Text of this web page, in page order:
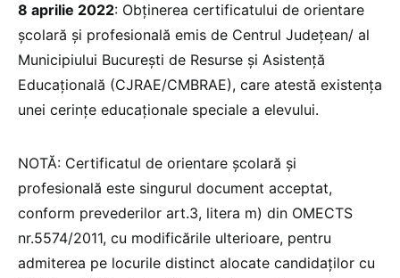
8 aprilie 2022: Obținerea certificatului de orientare
școlară și profesională emis de Centrul Județean/ al
Municipiului București de Resurse și Asistență
Educațională (CJRAE/CMBRAE), care atestă existența
unei cerințe educaționale speciale a elevului.
NOTĂ: Certificatul de orientare școlară și
profesională este singurul document acceptat,
conform prevederilor art.3, litera m) din OMECTS
nr.5574/2011, cu modificările ulterioare, pentru
admiterea pe locurile distinct alocate candidaților cu